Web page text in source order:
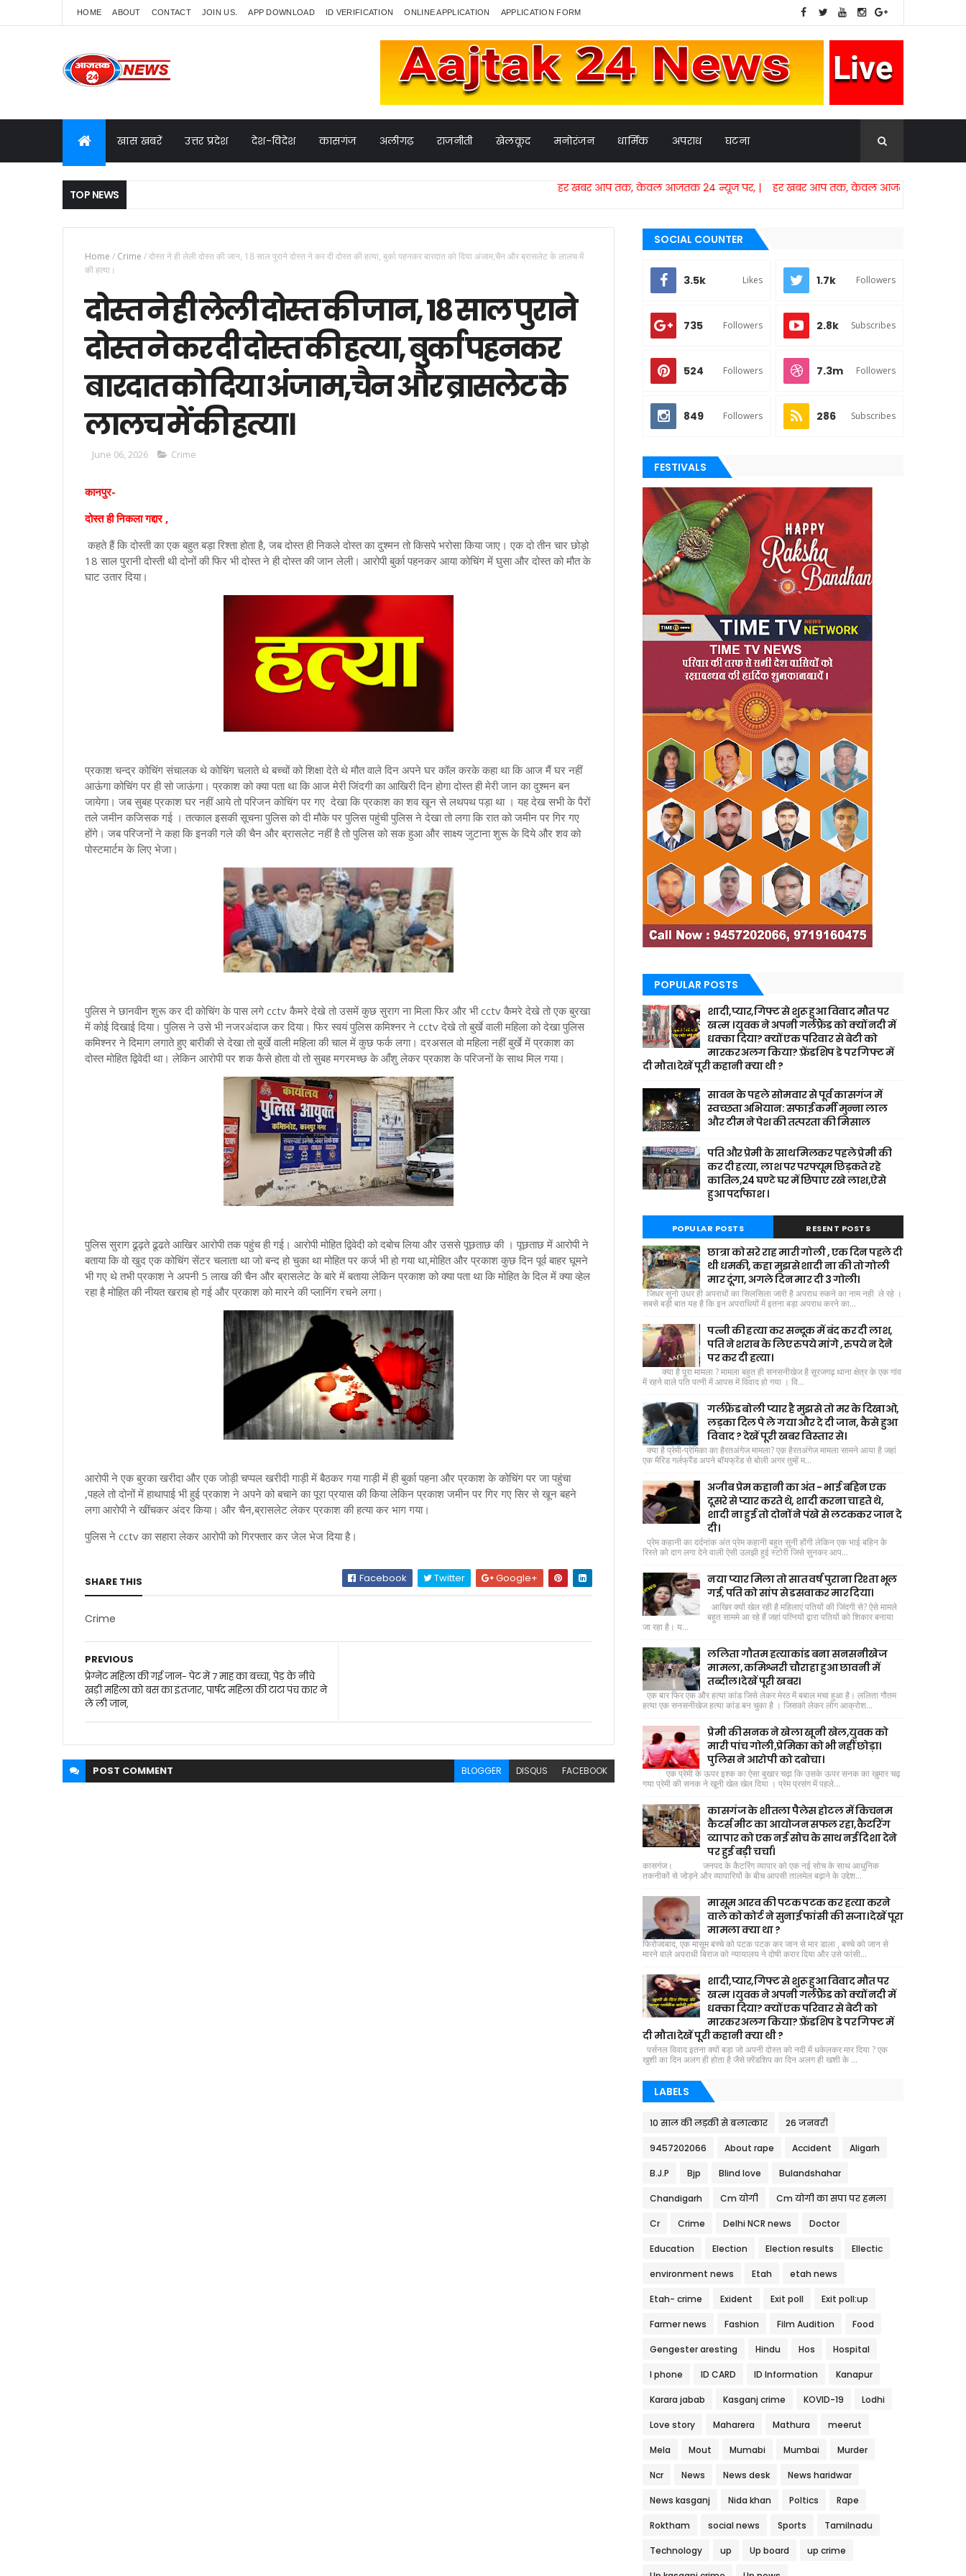
HOME ABOUT CONTACT JOIN US. APP DOWNLOAD ID VERIFICATION ONLINE APPLICATION APPLICATION FORM
खास खबरें उत्तर प्रदेश देश-विदेश कासगंज अलीगढ़ राजनीती खेलकूद मनोरंजन धार्मिक अपराध घटना
TOP NEWS हर खबर आप तक, केवल आजतक 24 न्यूज पर, | हर खबर आप तक, केवल आजतक 24 न्यूज पर,​ | हर
Home / Crime /दोस्त ने ही लेली दोस्त की जान, 18 साल पुराने दोस्त ने कर दी दोस्त की हत्या, बुर्का पहनकर बारदात को दिया अंजाम,चैन और ब्रासलेट के लालच में
की हत्या।
दोस्त ने ही लेली दोस्त की जान, 18 साल पुराने
दोस्त ने कर दी दोस्त की हत्या, बुर्का पहनकर
बारदात को दिया अंजाम,चैन और ब्रासलेट के
लालच में की हत्या।
June 06, 2026 Crime
कानपुर-
दोस्त ही निकला गद्दार ,
कहते हैं कि दोस्ती का एक बहुत बड़ा रिश्ता होता है, जब दोस्त ही निकले दोस्त का दुश्मन तो किसपे भरोसा किया जाए। एक दो तीन चार छोड़ो
18 साल पुरानी दोस्ती थी दोनों की फिर भी दोस्त ने ही दोस्त की जान लेली। आरोपी बुर्का पहनकर आया कोचिंग में घुसा और दोस्त को मौत के
घाट उतार दिया।
प्रकाश चन्द्र कोचिंग संचालक थे कोचिंग चलाते थे बच्चों को शिक्षा देते थे मौत वाले दिन अपने घर कॉल करके कहा था कि आज मैं घर नहीं
आऊंगा कोचिंग पर ही सो जाऊंगा। प्रकाश को क्या पता था कि आज मेरी जिंदगी का आखिरी दिन होगा दोस्त ही मेरी जान का दुश्मन बन
जायेगा। जब सुबह प्रकाश घर नहीं आये तो परिजन कोचिंग पर गए देखा कि प्रकाश का शव खून से लथपथ पड़ा था । यह देख सभी के पैरों
तले जमीन कजिसक गई । तत्काल इसकी सूचना पुलिस को दी मौके पर पुलिस पहुंची पुलिस ने देखा तो लगा कि रात को जमीन पर गिर गए
होंगे। जब परिजनों ने कहा कि इनकी गले की चैन और ब्रासलेट नहीं है तो पुलिस को सक हुआ और साक्ष्य जुटाना शुरू के दिये और शव को
पोस्टमार्टम के लिए भेजा।
पुलिस ने छानवीन शुरू कर दी कोचिंग के पास लगे cctv कैमरे देखे तो उसमें कुछ सुराग ना मिला फिर और भी cctv कैमरे देखे तो एक बुरखा
में कोई दिखाई दिया। पुलिस ने उसे भी नजरअंदाज कर दिया। फिर स्वयं पुलिस कमिश्नर ने cctv देखे तो बुर्खे वाली महिला को देखा पुलिस
कमिश्नर ने दिमाग लगाते हुए बारीकी से देखा तो बुर्खे वाली महिला की चाल में कुछ फर्क लगा। दरअसल वो महिला नहीं बुर्खे में प्रकाश का
दोस्त मोहित द्विवेदी था। लेकिन आरोपी पर शक कैसे होता वो तो सुबह मगरमच्छ के आँशु लेकर प्रकाश के परिजनों के साथ मिल गया।
पुलिस सुराग ढूढ़ते ढूढते आखिर आरोपी तक पहुंच ही गई। आरोपी मोहित द्विवेदी को दबोच लिया और उससे पूछताछ की । पूछताछ में आरोपी ने
बताया कि वो खुद एक कोचिंग सेंटर चलाता था जो बन्द हो चुका था मोहित पर कर्ज भी हो गया था,मोहित और प्रकाश कुछ दिन पूर्व बाहर घूमने
भी गए थे तभी प्रकाश ने अपनी 5 लाख की चैन और ब्रासलेट के बारे में बताया लेकिन प्रकाश को क्या पता था कि मोहित के दिल में क्या व्हेल
रहा है मोहित की नीयत खराब हो गई और प्रकाश को मारने की प्लानिंग रचने लगा।
आरोपी ने एक बुरका खरीदा और एक जोड़ी चप्पल खरीदी गाड़ी में बैठकर गया गाड़ी में ही बुर्का पहना और प्रकाश के कोचिंग पर जा पहुंचा
,पहले तो दोनों में हाथापाई भी हुई प्रकाश ने अपने को बचाने का पूरा प्रयास की किया लेकिन प्रकाश जमीन पर गिर गए सिर से खून बहने
लगा आरोपी ने खींचकर अंदर किया। और चैन,ब्रासलेट लेकर प्रकाश की हत्या कर भाग गया।
पुलिस ने cctv का सहारा लेकर आरोपी को गिरफ्तार कर जेल भेज दिया है।
SHARE THIS Facebook Twitter Google+
Crime
PREVIOUS
प्रेग्नेंट महिला की गई जान- पेट में 7 माह का बच्चा, पेड़ के नीचे
खड़ी महिला को बस का इंतजार, पार्षद महिला की टाटा पंच कार ने
ले ली जान,
POST COMMENT BLOGGER DISQUS FACEBOOK
SOCIAL COUNTER
3.5k Likes 1.7k Followers
735 Followers 2.8k Subscribes
524 Followers 7.3m Followers
849 Followers 286 Subscribes
FESTIVALS
POPULAR POSTS
शादी,प्यार,गिफ्ट से शुरू हुआ विवाद मौत पर
खत्म । युवक ने अपनी गर्लफ्रैंड को क्यों नदी में
धक्का दिया? क्यों एक परिवार से बेटी को
मारकर अलग किया? फ़्रेंडशिप डे पर गिफ्ट में
दी मौत। देखें पूरी कहानी क्या थी ?
सावन के पहले सोमवार से पूर्व कासगंज में
स्वच्छता अभियान: सफाई कर्मी मुन्ना लाल
और टीम ने पेश की तत्परता की मिसाल
पति और प्रेमी के साथ मिलकर पहले प्रेमी की
कर दी हत्या, लाश पर परफ्यूम छिड़कते रहे
कातिल,24 घण्टे घर में छिपाए रखे लाश,ऐसे
हुआ पर्दाफाश ।
POPULAR POSTS RESENT POSTS
छात्रा को सरे राह मारी गोली , एक दिन पहले दी
थी धमकी, कहा मुझसे शादी ना की तो गोली
मार दूंगा, अगले दिन मार दी 3 गोली।
जिधर सुनो उधर ही अपराधों का सिलसिला जारी है अपराध रुकने का नाम नही ले रहे ।
सबसे बड़ी बात यह है कि इन अपराधियों में इतना बड़ा अपराध करने का...
पत्नी की हत्या कर सन्दूक में बंद कर दी लाश,
पति ने शराब के लिए रुपये मांगे , रुपये न देने
पर कर दी हत्या।
क्या है पूरा मामला ? मामला बहुत ही सनसनीखेज है सूरजगढ़ थाना क्षेत्र के एक गांव
में रहने वाले पति पत्नी में आपस में विवाद हो गया । वि...
गर्लफ्रैंड बोली प्यार है मुझसे तो मर के दिखाओ,
लड़का दिल पे ले गया और दे दी जान, कैसे हुआ
विवाद ? देखें पूरी खबर विस्तार से।
क्या है प्रेमी-प्रेमिका का हैरतअंगेज मामला? एक हैरतअंगेज मामला सामने आया है जहां
एक मैरिड गर्लफ्रैंड अपने बॉयफ्रेंड से बोली अगर तुम्हें म...
अजीब प्रेम कहानी का अंत - भाई बहिन एक
दूसरे से प्यार करते थे, शादी करना चाहते थे,
शादी ना हुई तो दोनों ने पंखे से लटककर जान दे
दी।
प्रेम कहानी का दर्दनांक अंत प्रेम कहानी बहुत सुनी होंगी लेकिन एक भाई बहिन के
रिस्ते को दाग लगा देने वाली ऐसी उलझी हुई स्टोरी जिसे सुनकर आप...
नया प्यार मिला तो सात वर्ष पुराना रिश्ता भूल
गई, पति को सांप से डसवाकर मार दिया।
आखिर क्यों खेल रही है महिलाएं पतियों की जिंदगी से? ऐसे मामले
बहुत साममे आ रहे हैं जहां पत्नियों द्वारा पतियों को शिकार बनाया
जा रहा है। य...
ललिता गौतम हत्याकांड बना सनसनीखेज
मामला, कमिश्नरी चौराहा हुआ छावनी में
तब्दील। देखें पूरी खबर।
एक बार फिर एक और हत्या कांड जिसे लेकर मेरठ में बबाल मचा हुआ है। ललिता गौतम
हत्या एक सनसनीखेज हत्या कांड बन चुका है । जिसको लेकर लोग आक्रोश...
प्रेमी की सनक ने खेला खूनी खेल,युवक को
मारी पांच गोली,प्रेमिका को भी नहीं छोड़ा।
पुलिस ने आरोपी को दबोचा।
एक प्रेमी के ऊपर इश्क का ऐसा बुखार चढ़ा कि उसके ऊपर सनक का खुमार चढ़
गया प्रेमी की सनक ने खूनी खेल खेल दिया । प्रेम प्रसंग में पहले...
कासगंज के शीतला पैलेस होटल में किचनम
कैटर्स मीट का आयोजन सफल रहा,कैटरिंग
व्यापार को एक नई सोच के साथ नई दिशा देने
पर हुई बड़ी चर्चा।
कासगंज। जनपद के कैटरिंग व्यापार को एक नई सोच के साथ आधुनिक
तकनीकों से जोड़ने और व्यापारियों के बीच आपसी तालमेल बढ़ाने के उद्देश...
मासूम आरव की पटक पटक कर हत्या करने
वाले को कोर्ट ने सुनाई फांसी की सजा। देखें पूरा
मामला क्या था ?
फिरोजाबाद, एक मासूम बच्चे को पटक पटक कर जान से मार डाला , बच्चे को जान से
मारने वाले अपराधी बिराज को न्यायालय ने दोषी करार दिया और उसे फांसी...
शादी,प्यार,गिफ्ट से शुरू हुआ विवाद मौत पर
खत्म । युवक ने अपनी गर्लफ्रैंड को क्यों नदी में
धक्का दिया? क्यों एक परिवार से बेटी को
मारकर अलग किया? फ़्रेंडशिप डे पर गिफ्ट में
दी मौत। देखें पूरी कहानी क्या थी ?
पर्सनल विवाद इतना क्यों बड़ा जो अपनी दोस्त को नदी में धकेलकर मार दिया ? एक
खुशी का दिन अलग ही होता है जैसे फ़्रेंडशिप का दिन अलग ही खशी के ...
LABELS
10 साल की लड़की से बलात्कार 26 जनवरी
9457202066 About rape Accident Aligarh
B.J.P Bjp Blind love Bulandshahar
Chandigarh Cm योगी Cm योगी का सपा पर हमला
Cr Crime Delhi NCR news Doctor
Education Election Election results Ellectic
environment news Etah etah news
Etah- crime Exident Exit poll Exit poll:up
Farmer news Fashion Film Audition Food
Gengester aresting Hindu Hos Hospital
I phone ID CARD ID Information Kanapur
Karara jabab Kasganj crime KOVID-19 Lodhi
Love story Maharera Mathura meerut
Mela Mout Mumabi Mumbai Murder
Ncr News News desk News haridwar
News kasganj Nida khan Poltics Rape
Roktham social news Sports Tamilnadu
Technology up Up board up crime